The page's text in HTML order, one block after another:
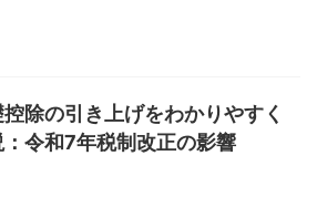
除の引き上げをわかりやすく
：令和7年税制改正の影響